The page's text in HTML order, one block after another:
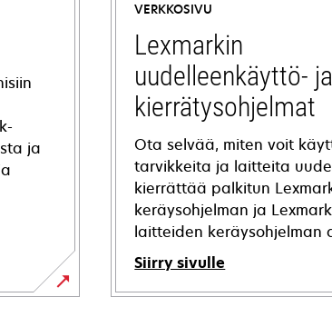
ja
VERKKOSIVU
Lexmarkin
uudelleenkäyttö- ja
kierrätysohjelmat
Ota selvää, miten voit
tarvikkeita ja laitteita
kierrättää palkitun
keräysohjelman ja
laitteiden keräysohjelman
Siirry sivulle